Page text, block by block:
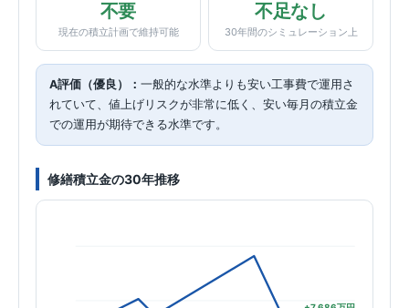
不要
現在の積立計画で維持可能
不足なし
30年間のシミュレーション上
A評価（優良）： 一般的な水準よりも安い工事費で運用さ
れていて、値上げリスクが非常に低く、安い毎月の積立金
での運用が期待できる水準です。
修繕積立金の30年推移